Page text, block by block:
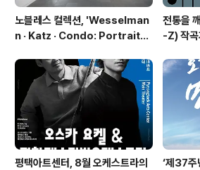
노블레스 컬렉션, 'Wesselman
n · Katz · Condo: Portraits i
전통을
-Z) 작곡
트'
평택아트센터, 8월 오케스트라의
‘제37주